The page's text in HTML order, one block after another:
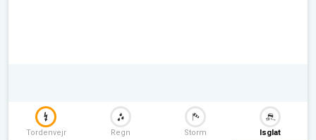
Tordenvejr Regn Storm Isglat